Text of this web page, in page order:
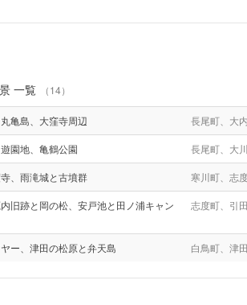
一覧 （14）
亀島、大窪寺周辺 長尾町、大
園地、亀鶴公園 長尾町、大
、雨滝城と古墳群 寒川町、志
旧跡と岡の松、安戸池と田ノ浦キャン
志度町、引
ー、津田の松原と弁天島 白鳥町、津